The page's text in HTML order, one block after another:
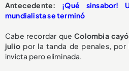
Antecedente: ¡Qué sinsabor!
mundialista se terminó
Cabe recordar que Colombia
julio por la tanda de penales, por
invicta pero eliminada.